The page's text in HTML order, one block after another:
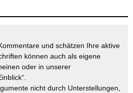
und schätzen Ihre aktive
können auch als eigene
oder in unserer
nicht durch Unterstellungen,